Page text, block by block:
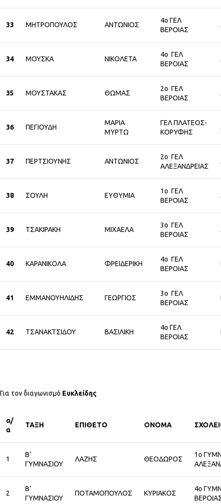
33 ΜΗΤΡΟΠΟΥΛΟΣ ΑΝΤΩΝΙΟΣ
4ο ΓΕΛ
ΒΕΡΟΙΑΣ
34 ΜΟΥΣΚΑ ΝΙΚΟΛΕΤΑ
4ο ΓΕΛ
ΒΕΡΟΙΑΣ
35 ΜΟΥΣΤΑΚΑΣ ΘΩΜΑΣ
2ο ΓΕΛ
ΒΕΡΟΙΑΣ
36 ΠΕΓΙΟΥΔΗ
ΜΑΡΙΑ
ΜΥΡΤΩ
ΓΕΛ ΠΛΑΤΕΟΣ-
ΚΟΡΥΦΗΣ
37 ΠΕΡΤΣΙΟΥΝΗΣ ΑΝΤΩΝΙΟΣ
2ο ΓΕΛ
ΑΛΕΞΑΝΔΡΕΙΑΣ
38 ΣΟΥΛΗ ΕΥΘΥΜΙΑ
1ο ΓΕΛ
ΒΕΡΟΙΑΣ
39 ΤΣΑΚΙΡΑΚΗ ΜΙΧΑΕΛΑ
3ο ΓΕΛ
ΒΕΡΟΙΑΣ
40 ΚΑΡΑΝΙΚΟΛΑ ΦΡΕΙΔΕΡΙΚΗ
4ο ΓΕΛ
ΒΕΡΟΙΑΣ
41 ΕΜΜΑΝΟΥΗΛΙΔΗΣ ΓΕΩΡΓΙΟΣ
3ο ΓΕΛ
ΒΕΡΟΙΑΣ
42 ΤΣΑΝΑΚΤΣΙΔΟΥ ΒΑΣΙΛΙΚΗ
4ο ΓΕΛ
ΒΕΡΟΙΑΣ
Για τον διαγωνισμό Ευκλείδης
α/
α
ΤΑΞΗ ΕΠΙΘΕΤΟ ΟΝΟΜΑ
1
Β’
ΓΥΜΝΑΣΙΟΥ
ΛΑΖΗΣ ΘΕΟΔΩΡΟΣ
1ο
2
Β’
ΓΥΜΝΑΣΙΟΥ
ΠΟΤΑΜΟΠΟΥΛΟΣ ΚΥΡΙΑΚΟΣ
4ο